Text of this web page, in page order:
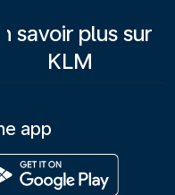
En savoir plus sur
KLM
app